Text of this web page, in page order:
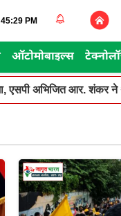
PM
ऑटोमोबाइल्स
एसपी अभिजित आर. शंकर ने